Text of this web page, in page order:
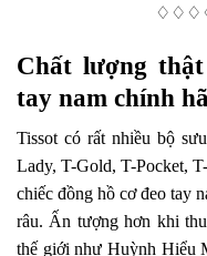
Chất lượng
tay nam chính
Tissot có rất nhiều bộ
Lady, T-Gold, T-Pocket,
chiếc đồng hồ cơ đeo tay
râu. Ấn tượng hơn khi
thế giới như Huỳnh Hiểu